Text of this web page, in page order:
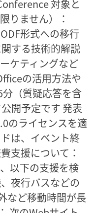
対象と
りません）：
形式への移行
する技術的解説
ケティングなど
の活用方法や
（質疑応答を含
開予定です 発表
のライセンスを適
は、イベント終
支援について：
以下の支援を検
夜行バスなどの
など移動時間が長